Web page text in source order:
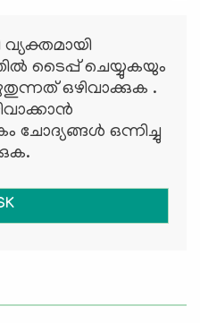
ടൈപ്പ് ചെയ്യുകയും
ഒഴിവാക്കുക .
ചോദ്യങ്ങള്‍ ഒന്നിച്ചു